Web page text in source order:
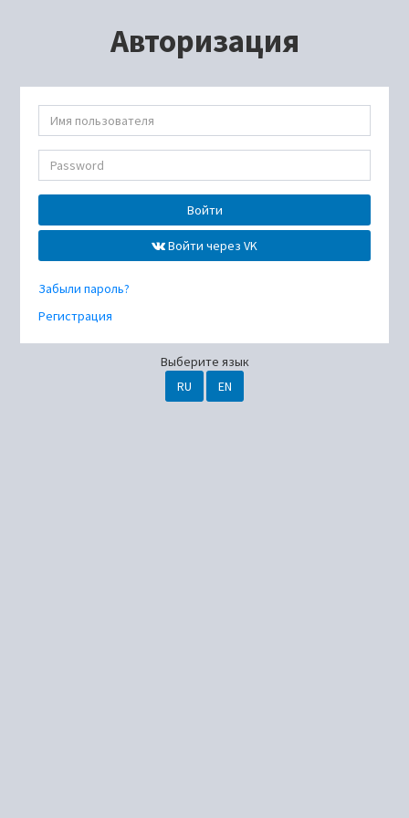
Авторизация
Войти
Войти через VK
Забыли пароль?
Регистрация
Выберите язык